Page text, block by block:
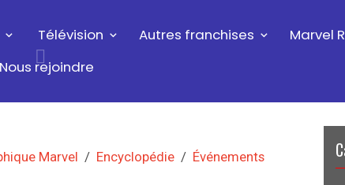
Télévision Autres franchises
Marvel
Nous rejoindre
Marvel Encyclopédie
Événements